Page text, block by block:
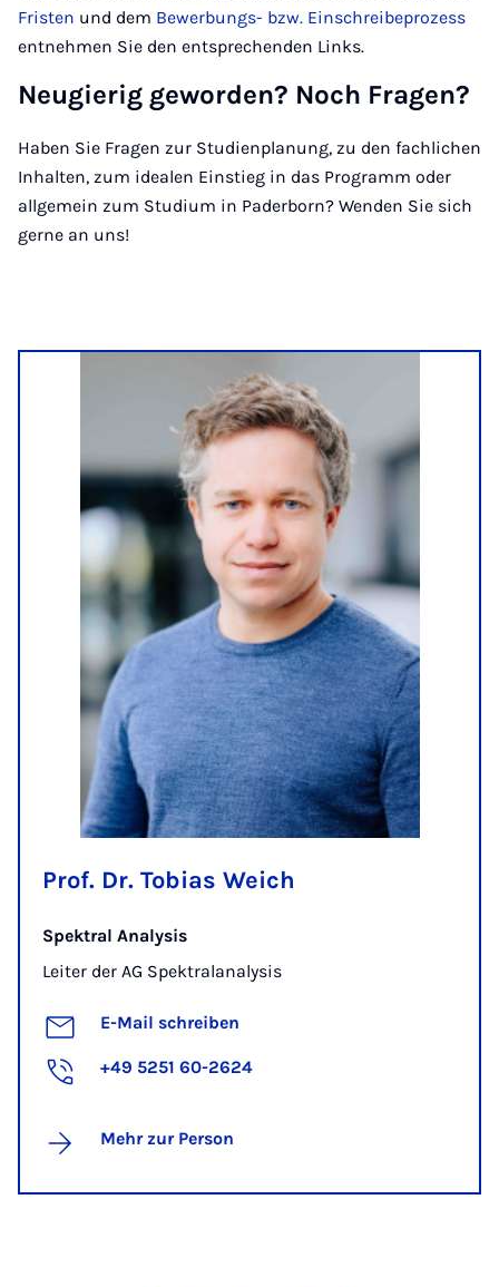
Fristen und dem Bewerbungs- bzw. Einschreibeprozess
entnehmen Sie den entsprechenden Links.
Neugierig geworden? Noch Fragen?
Haben Sie Fragen zur Studienplanung, zu den fachlichen
Inhalten, zum idealen Einstieg in das Programm oder
allgemein zum Studium in Paderborn? Wenden Sie sich
gerne an uns!
Prof. Dr. Tobias Weich
Spektral Analysis
Leiter der AG Spektralanalysis
E-Mail schreiben
+49 5251 60-2624
Mehr zur Person